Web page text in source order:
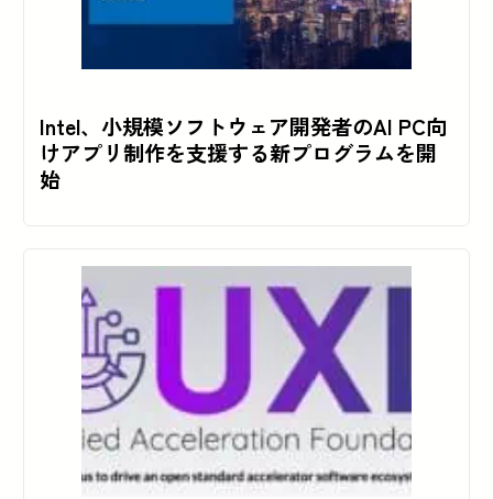
Intel、小規模ソフトウェア開発者のAI PC向
けアプリ制作を支援する新プログラムを開
始